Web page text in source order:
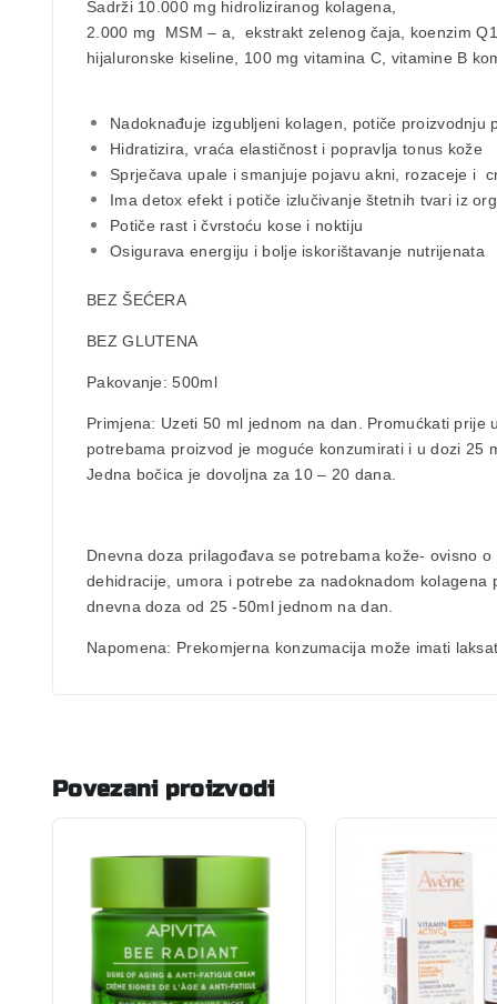
Sadrži 10.000 mg hidroliziranog kolagena,
2.000 mg MSM – a, ekstrakt zelenog čaja, koenzim
hijaluronske kiseline, 100 mg vitamina C, vitamine B
Nadoknađuje izgubljeni kolagen, potiče
Hidratizira, vraća elastičnost i popravlja tonus kože
Sprječava upale i smanjuje pojavu akni, rozaceje i
Ima detox efekt i potiče izlučivanje štetnih tvari iz
Potiče rast i čvrstoću kose i noktiju
Osigurava energiju i bolje iskorištavanje nutrijenata
BEZ ŠEĆERA
BEZ GLUTENA
Pakovanje:500ml
Primjena: Uzeti 50 ml jednom na dan. Promućkati prije
potrebama proizvod je moguće konzumirati i u dozi 25
Jedna bočica je dovoljna za 10 – 20 dana.
Dnevna doza prilagođava se potrebama kože- ovisno o
dehidracije, umora i potrebe za nadoknadom kolagena
dnevna doza od 25 -50ml jednom na dan.
Napomena: Prekomjerna konzumacija može imati
Povezani proizvodi